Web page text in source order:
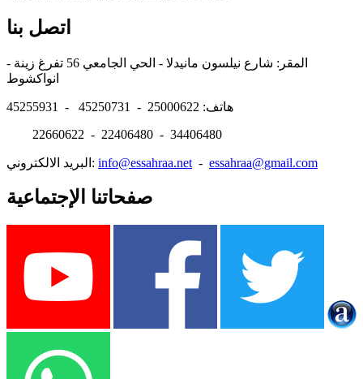
اتصل بنا
المقر: شارع نيلسون مانيدلا - الحي الجامعي 56 تفرغ زينة -
هاتف: 25000622 - 45250731 - 45255931
22660622 - 22406480 - 34406480
البريد الالكتروني: info@essahraa.net - essahraa@gmail.com
صفحاتنا الإجتماعية